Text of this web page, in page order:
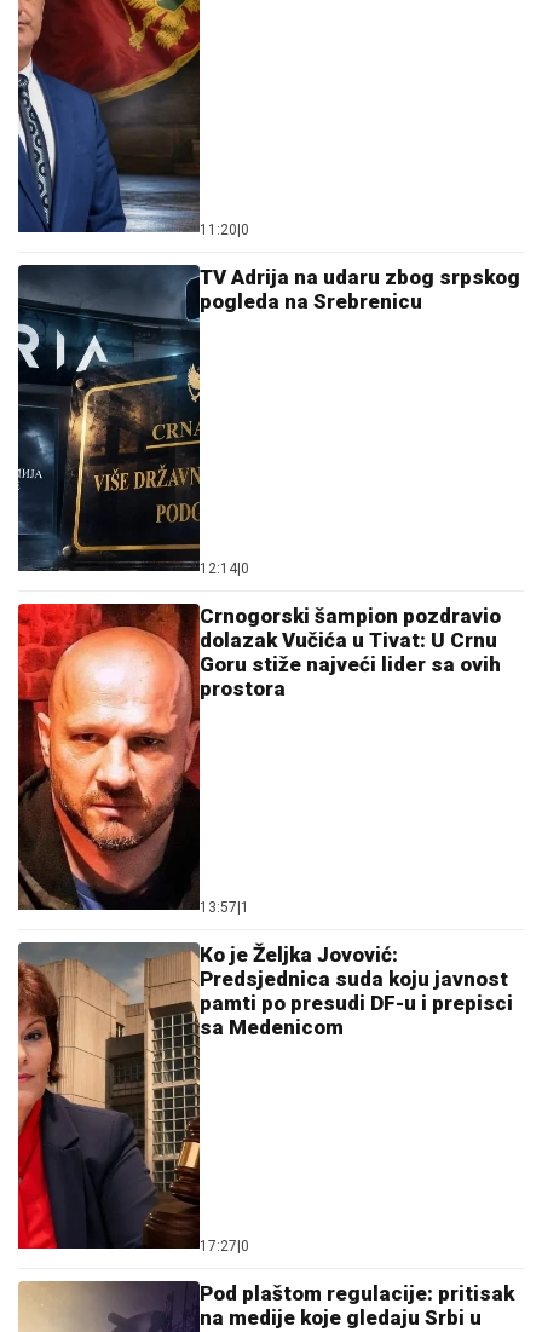
11:20|0
TV Adrija na udaru zbog srpskog
pogleda na Srebrenicu
12:14|0
Crnogorski šampion pozdravio
dolazak Vučića u Tivat: U Crnu
Goru stiže najveći lider sa ovih
prostora
13:57|1
Ko je Željka Jovović:
Predsjednica suda koju javnost
pamti po presudi DF-u i prepisci
sa Medenicom
17:27|0
Pod plaštom regulacije: pritisak
na medije koje gledaju Srbi u